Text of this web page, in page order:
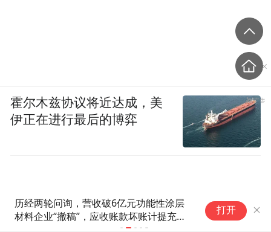
历经两轮问询，营收破6亿元功能性涂层
材料企业“撤稿”，应收账款坏账计提充分
性及销售费用率低于同行均值合理性遭“连
打开
霍尔木兹协议将近达成，美
伊正在进行最后的博弈